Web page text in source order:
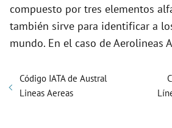
compuesto por tres elementos
también sirve para identificar a
mundo. En el caso de Aerolineas
Código IATA de Austral
Lineas Aereas